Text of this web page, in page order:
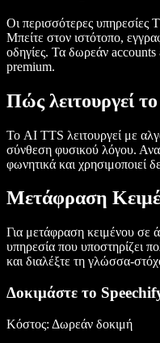
Οι περισσότερες
Μπείτε στον ιστότοπο,
οδηγίες. Τα δωρεάν
premium.
Πώς λειτουργεί
Το AI TTS λειτουργεί με
σύνθεση φυσικού λόγου.
φωνητικά και χρησιμοποιεί
Μετάφραση
Για μετάφραση κειμένου σε
υπηρεσία που υποστηρίζει
και διαλέξτε τη γλώσσα-
Δοκιμάστε το
Κόστος: Δωρεάν δοκιμή